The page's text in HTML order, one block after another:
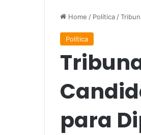
Home / Política /
Política
para